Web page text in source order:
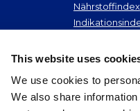
This website uses
We use cookies to
We also share
Nährstoffindex